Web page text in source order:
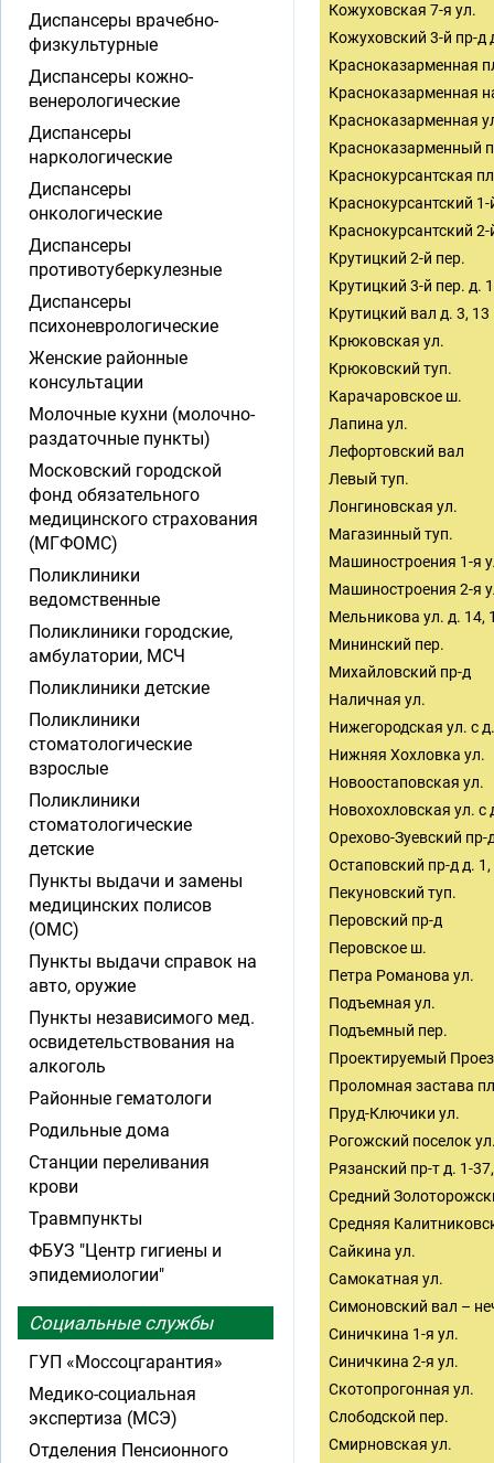
Кожуховская 7-я ул.
Кожуховский 3-й пр-д
Красноказарменная
Красноказарменная
Красноказарменная
Красноказарменный
Краснокурсантская
Краснокурсантский 1-
Краснокурсантский 2-
Крутицкий 2-й пер.
Крутицкий 3-й пер. д.
Крутицкий вал д. 3,
Крюковская ул.
Крюковский туп.
Карачаровское ш.
Лапина ул.
Лефортовский вал
Левый туп.
Лонгиновская ул.
Магазинный туп.
Машиностроения 1-я
Машиностроения 2-я
Мельникова ул. д. 14,
Мининский пер.
Михайловский пр-д
Наличная ул.
Нижегородская ул. с
Нижняя Хохловка ул.
Новоостаповская ул.
Новохохловская ул. с
Орехово-Зуевский пр-
Остаповский пр-д д. 1,
Пекуновский туп.
Перовский пр-д
Перовское ш.
Петра Романова ул.
Подъемная ул.
Подъемный пер.
Проектируемый
Проломная застава
Пруд-Ключики ул.
Рогожский поселок
Рязанский пр-т д. 1-
Средний
Средняя
Сайкина ул.
Самокатная ул.
Симоновский вал –
Синичкина 1-я ул.
Синичкина 2-я ул.
Скотопрогонная ул.
Слободской пер.
Смирновская ул.
Диспансеры врачебно-
физкультурные
Диспансеры кожно-
венерологические
Диспансеры
наркологические
Диспансеры
онкологические
Диспансеры
противотуберкулезные
Диспансеры
психоневрологические
Женские районные
консультации
Молочные кухни (молочно-
раздаточные пункты)
Московский городской
фонд обязательного
медицинского страхования
(МГФОМС)
Поликлиники
ведомственные
Поликлиники городские,
амбулатории, МСЧ
Поликлиники детские
Поликлиники
стоматологические
взрослые
Поликлиники
стоматологические
детские
Пункты выдачи и замены
медицинских полисов
(ОМС)
Пункты выдачи справок на
авто, оружие
Пункты независимого мед.
освидетельствования на
алкоголь
Районные гематологи
Родильные дома
Станции переливания
крови
Травмпункты
ФБУЗ "Центр гигиены и
эпидемиологии"
Социальные службы
ГУП «Моссоцгарантия»
Медико-социальная
экспертиза (МСЭ)
Отделения Пенсионного